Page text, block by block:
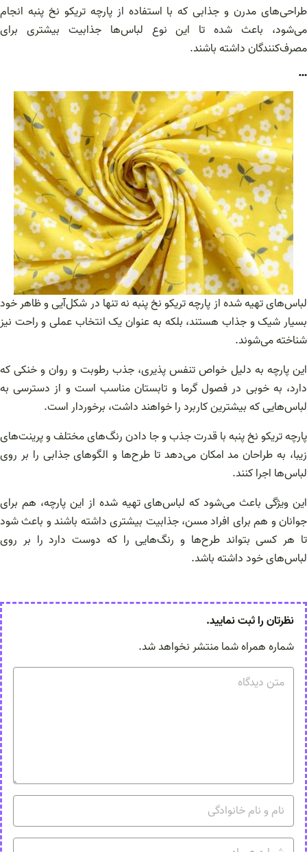
طراحی‌های مدرن و جذابی که با استفاده از پارچه تریکو نخ پنبه انجام
می‌شود، باعث شده تا این نوع لباس‌ها جذابیت بیشتری برای
مصرف‌کنندگان داشته باشند.
…
لباس‌های تهیه شده از پارچه تریکو نخ پنبه نه تنها در شکل‌آیی و ظاهر خود
بسیار شیک و جذاب هستند، بلکه به عنوان یک انتخاب عملی و راحت نیز
شناخته می‌شوند.
این پارچه به دلیل خواص تنفس پذیری، جذب رطوبت و روان و خنکی که
دارد، به خوبی در فصول گرما و تابستان مناسب است و از دسترسی به
لباس‌هایی که بیشترین کاربرد را خواهند داشت، برخوردار است.
پارچه تریکو نخ پنبه با قدرت جذب و جا دادن رنگ‌های مختلف و پرینت‌های
زیبا، به طراحان مد امکان می‌دهد تا طرح‌ها و الگوهای جذابی را بر روی
لباس‌ها اجرا کنند.
این ویژگی باعث می‌شود که لباس‌های تهیه شده از این پارچه، هم برای
جوانان و هم برای افراد مسن، جذابیت بیشتری داشته باشند و باعث شود
تا هر کسی بتواند طرح‌ها و رنگ‌هایی را که دوست دارد را بر روی
لباس‌های خود داشته باشد.
نظرتان را ثبت نمایید.
شماره همراه شما منتشر نخواهد شد.